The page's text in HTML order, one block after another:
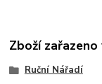
Zboží
Ruční Nářadí